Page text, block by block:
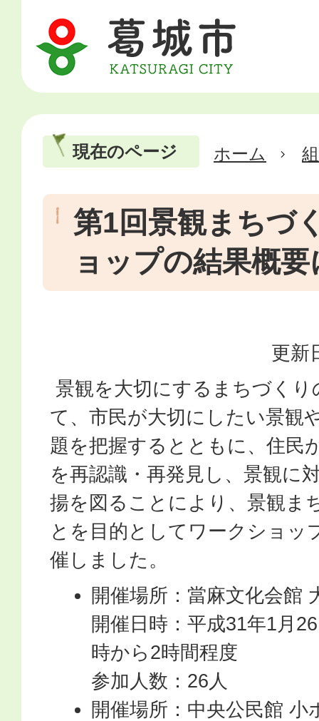
現在のページ ホーム
第1回景観まちづ
ョップの結果概
更新
景観を大切にするまちづく
て、市民が大切にしたい景観
題を把握するとともに、住民
を再認識・再発見し、景観に
揚を図ることにより、景観ま
とを目的としてワークショッ
催しました。
開催場所：當麻文化会館
開催日時：平成31年1月
時から2時間程度
参加人数：26人
開催場所：中央公民館 小